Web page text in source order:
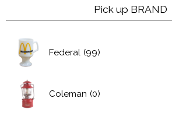
Pick up BRAND
Federal (99)
Coleman (0)